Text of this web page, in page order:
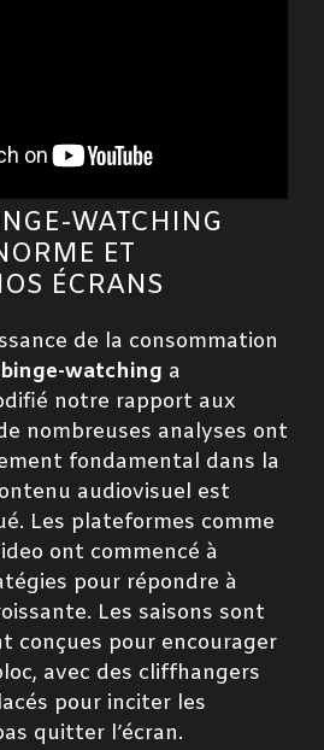
WATCHING
ET
ÉCRANS
de la consommation
binge-watching a
notre rapport aux
nombreuses analyses ont
fondamental dans la
audiovisuel est
Les plateformes comme
ont commencé à
pour répondre à
Les saisons sont
conçues pour encourager
avec des cliffhangers
pour inciter les
quitter l’écran.